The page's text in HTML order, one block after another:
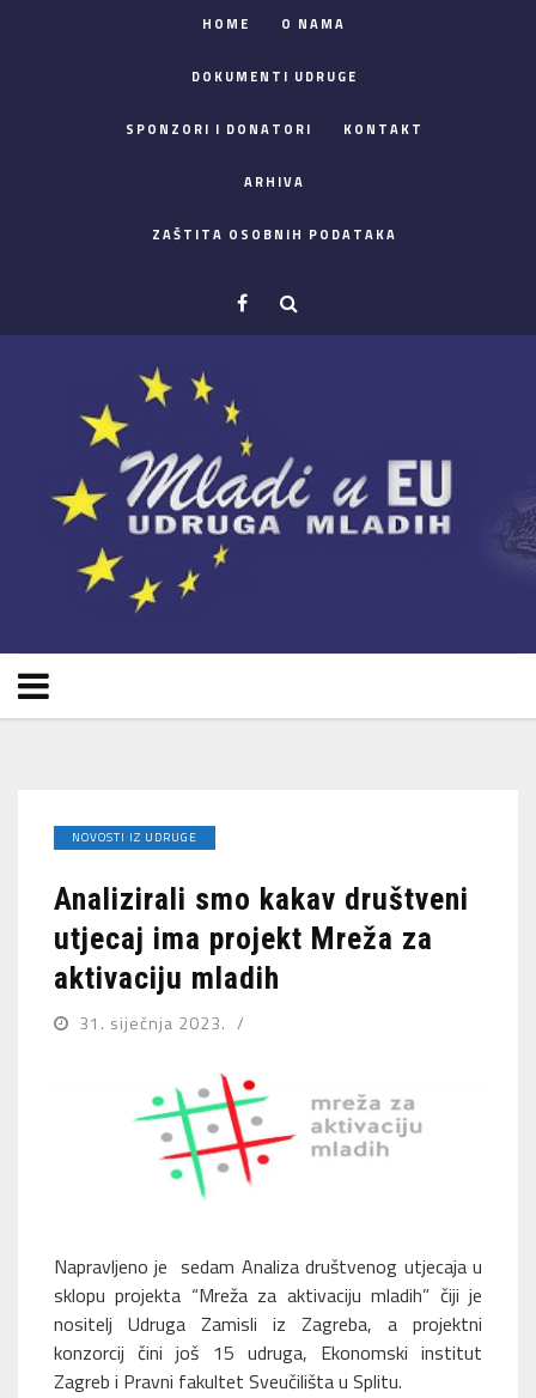
HOME O NAMA
DOKUMENTI UDRUGE
SPONZORI I DONATORI KONTAKT
ARHIVA
ZAŠTITA OSOBNIH PODATAKA
NOVOSTI IZ UDRUGE
Analizirali smo kakav društveni
utjecaj ima projekt Mreža za
aktivaciju mladih
31. siječnja 2023.
Napravljeno je sedam Analiza društvenog utjecaja u
sklopu projekta “Mreža za aktivaciju mladih” čiji je
nositelj Udruga Zamisli iz Zagreba, a projektni
konzorcij čini još 15 udruga, Ekonomski institut
Zagreb i Pravni fakultet Sveučilišta u Splitu.